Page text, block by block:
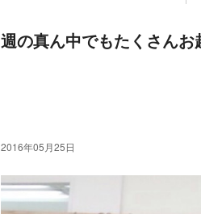
週の真ん中でもたくさんお
2016年05月25日